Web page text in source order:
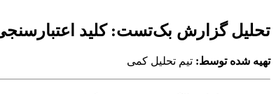
تحلیل گزارش بک‌تست: کلید
تهیه شده توسط: تیم تحلیل کمی